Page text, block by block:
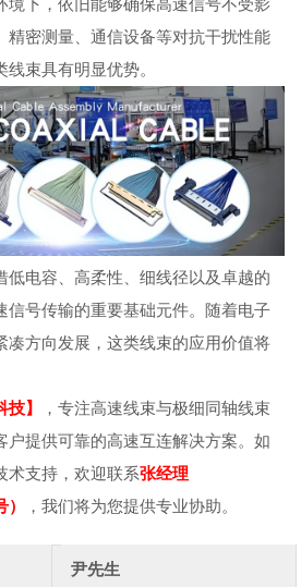
精密测量、通信设备等对抗干扰性能
束具有明显优势。
低电容、高柔性、细线径以及卓越的
信号传输的重要基础元件。随着电子
凑方向发展，这类线束的应用价值将
】
，专注高速线束与极细同轴线束
户提供可靠的高速互连解决方案。如
术支持，欢迎联系张经理
，我们将为您提供专业协助。
尹先生